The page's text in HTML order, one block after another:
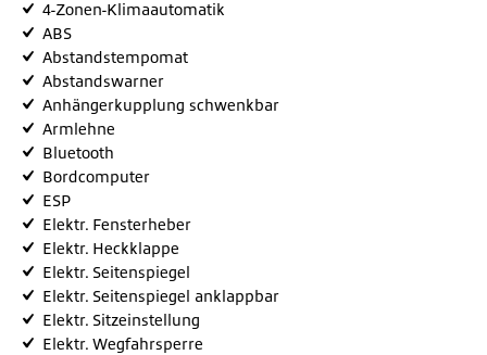
4-Zonen-Klimaautomatik
ABS
Abstandstempomat
Abstandswarner
Anhängerkupplung schwenkbar
Armlehne
Bluetooth
Bordcomputer
ESP
Elektr. Fensterheber
Elektr. Heckklappe
Elektr. Seitenspiegel
Elektr. Seitenspiegel anklappbar
Elektr. Sitzeinstellung
Elektr. Wegfahrsperre